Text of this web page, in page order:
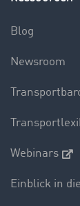
Blog
Newsroom
Webinars
Einblick in